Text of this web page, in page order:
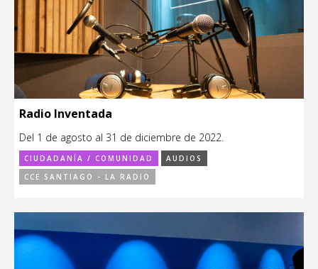
Radio Inventada
Del 1 de agosto al 31 de diciembre de 2022.
CIUDADANÍA / COMUNIDAD
AUDIOS
CCE SANTIAGO - LA RADIO